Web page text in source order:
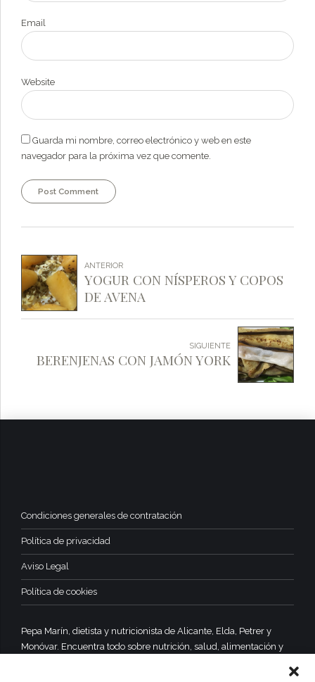
Email
Website
Guarda mi nombre, correo electrónico y web en este
navegador para la próxima vez que comente.
Post Comment
ANTERIOR
YOGUR CON NÍSPEROS Y COPOS
DE AVENA
SIGUIENTE
BERENJENAS CON JAMÓN YORK
Condiciones generales de contratación
Política de privacidad
Aviso Legal
Política de cookies
Pepa Marín, dietista y nutricionista de Alicante, Elda, Petrer y
Monóvar. Encuentra todo sobre nutrición, salud, alimentación y